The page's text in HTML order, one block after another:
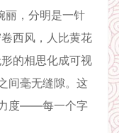
丽，分明是一针
西风，人比黄花
的相思化成可视
间毫无缝隙。这
度——每一个字